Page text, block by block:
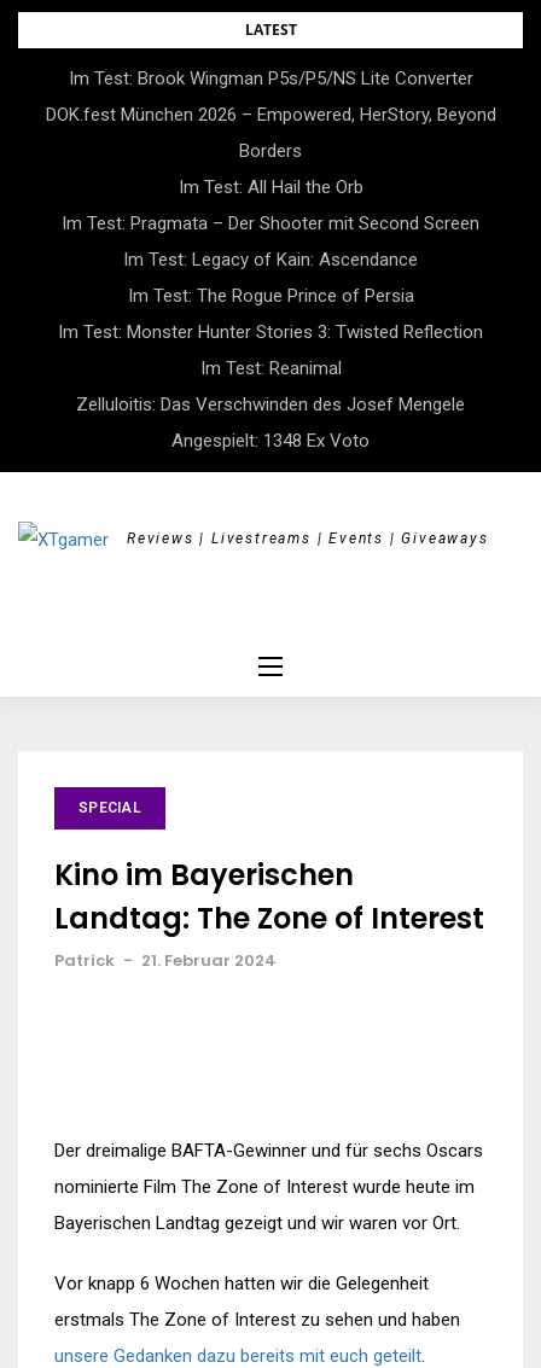
Skip
LATEST
Im Test: Brook Wingman P5s/P5/NS Lite Converter
DOK.fest München 2026 – Empowered, HerStory, Beyond
Borders
Im Test: All Hail the Orb
Im Test: Pragmata – Der Shooter mit Second Screen
Im Test: Legacy of Kain: Ascendance
Im Test: The Rogue Prince of Persia
Im Test: Monster Hunter Stories 3: Twisted Reflection
Im Test: Reanimal
Zelluloitis: Das Verschwinden des Josef Mengele
Angespielt: 1348 Ex Voto
Reviews | Livestreams | Events | Giveaways
SPECIAL
Kino im Bayerischen
Landtag: The Zone of Interest
Patrick - 21. Februar 2024
Der dreimalige BAFTA-Gewinner und für sechs Oscars
nominierte Film The Zone of Interest wurde heute im
Bayerischen Landtag gezeigt und wir waren vor Ort.
Vor knapp 6 Wochen hatten wir die Gelegenheit
erstmals The Zone of Interest zu sehen und haben
unsere Gedanken dazu bereits mit euch geteilt.